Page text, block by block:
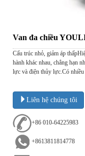
Van đa chiều
Cấu trúc nhỏ, giảm áp
hành khác nhau, chẳng hạn
lực và điện thủy lực.Có nhiều
Liên hệ chúng tôi
+86 010-64225983
+8613811814778